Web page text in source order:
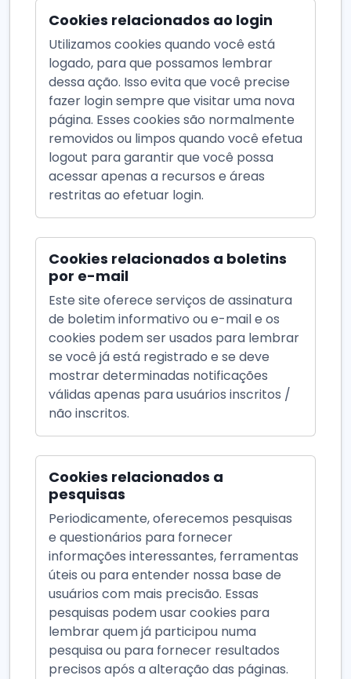
Cookies relacionados ao login
Utilizamos cookies quando você está
logado, para que possamos lembrar
dessa ação. Isso evita que você precise
fazer login sempre que visitar uma nova
página. Esses cookies são normalmente
removidos ou limpos quando você efetua
logout para garantir que você possa
acessar apenas a recursos e áreas
restritas ao efetuar login.
Cookies relacionados a boletins
por e-mail
Este site oferece serviços de assinatura
de boletim informativo ou e-mail e os
cookies podem ser usados para lembrar
se você já está registrado e se deve
mostrar determinadas notificações
válidas apenas para usuários inscritos /
não inscritos.
Cookies relacionados a
pesquisas
Periodicamente, oferecemos pesquisas
e questionários para fornecer
informações interessantes, ferramentas
úteis ou para entender nossa base de
usuários com mais precisão. Essas
pesquisas podem usar cookies para
lembrar quem já participou numa
pesquisa ou para fornecer resultados
precisos após a alteração das páginas.